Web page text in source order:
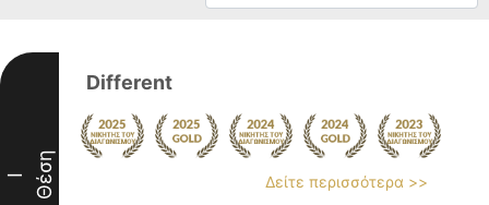
I Θέση
Different
Δείτε περισσότερα >>